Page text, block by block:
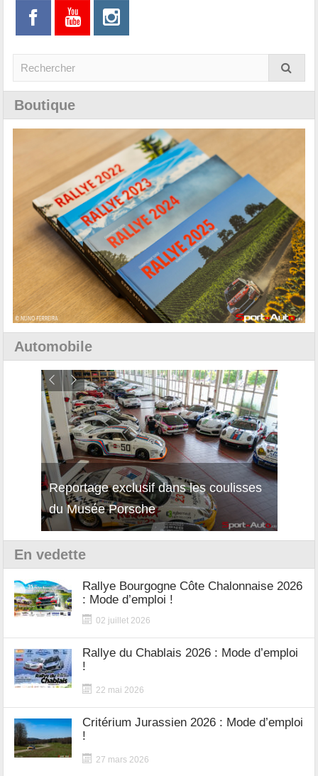
Boutique
Automobile
Reportage exclusif dans les coulisses
du Musée Porsche
En vedette
Rallye Bourgogne Côte Chalonnaise 2026
: Mode d’emploi !
02 juillet 2026
Rallye du Chablais 2026 : Mode d’emploi
!
22 mai 2026
Critérium Jurassien 2026 : Mode d’emploi
!
27 mars 2026